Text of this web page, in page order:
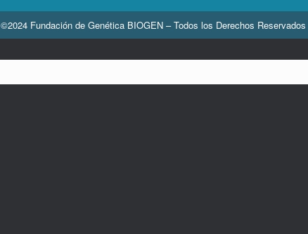
©2024 Fundación de Genética BIOGEN – Todos los Derechos Reservados